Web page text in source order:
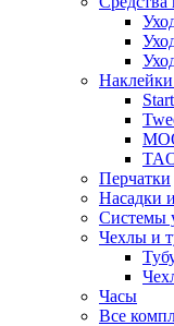
Перчатки
Насадки
Системы
Чехлы и
Часы
Все